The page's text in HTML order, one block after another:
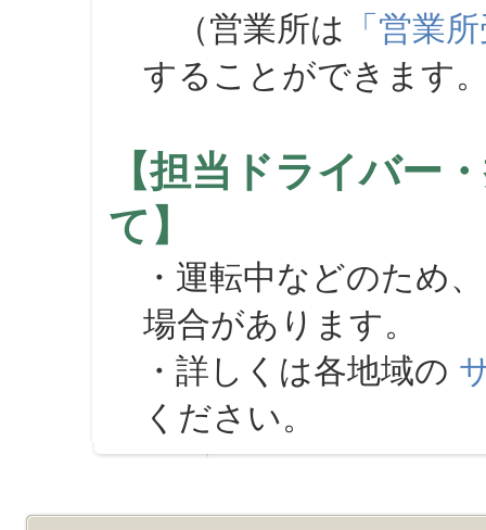
（営業所は 「営業
することができます
【担当ドライバー
て】
・運転中などのため
場合があります。
・詳しくは各地域の
ください。